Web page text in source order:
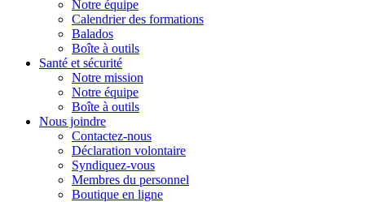
Notre équipe
Calendrier des formations
Balados
Boîte à outils
Santé et sécurité
Notre mission
Notre équipe
Boîte à outils
Nous joindre
Contactez-nous
Déclaration volontaire
Syndiquez-vous
Membres du personnel
Boutique en ligne